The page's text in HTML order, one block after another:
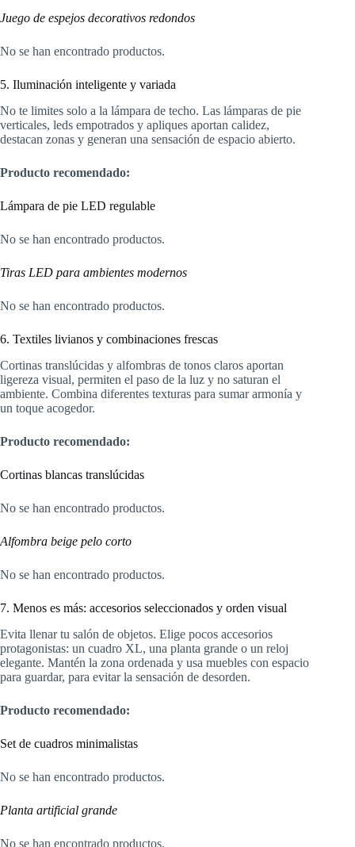
Juego de espejos decorativos redondos
No se han encontrado productos.
5. Iluminación inteligente y variada
No te limites solo a la lámpara de techo. Las lámparas de pie
verticales, leds empotrados y apliques aportan calidez,
destacan zonas y generan una sensación de espacio abierto.
Producto recomendado:
Lámpara de pie LED regulable
No se han encontrado productos.
Tiras LED para ambientes modernos
No se han encontrado productos.
6. Textiles livianos y combinaciones frescas
Cortinas translúcidas y alfombras de tonos claros aportan
ligereza visual, permiten el paso de la luz y no saturan el
ambiente. Combina diferentes texturas para sumar armonía y
un toque acogedor.
Producto recomendado:
Cortinas blancas translúcidas
No se han encontrado productos.
Alfombra beige pelo corto
No se han encontrado productos.
7. Menos es más: accesorios seleccionados y orden visual
Evita llenar tu salón de objetos. Elige pocos accesorios
protagonistas: un cuadro XL, una planta grande o un reloj
elegante. Mantén la zona ordenada y usa muebles con espacio
para guardar, para evitar la sensación de desorden.
Producto recomendado:
Set de cuadros minimalistas
No se han encontrado productos.
Planta artificial grande
No se han encontrado productos.